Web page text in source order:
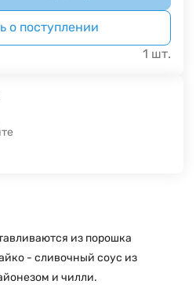
о поступлении
1 шт.
из порошка
- сливочный соус из
и чилли.